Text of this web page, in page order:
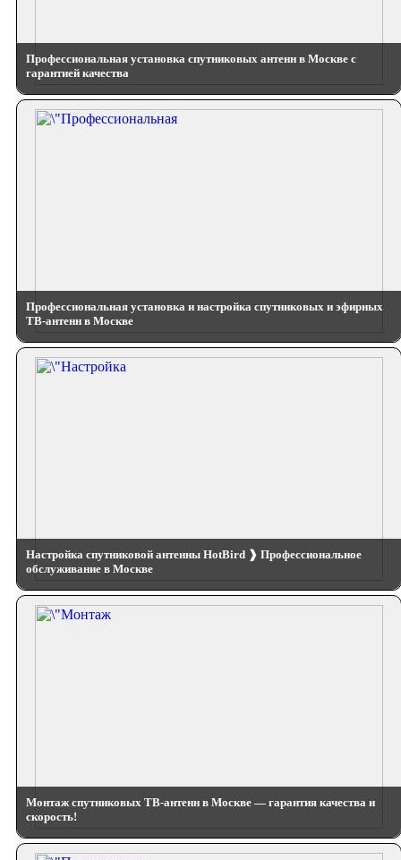
Профессиональная установка спутниковых антенн в Москве с
гарантией качества
Профессиональная установка и настройка спутниковых и эфирных
ТВ-антенн в Москве
Настройка спутниковой антенны HotBird ❱ Профессиональное
обслуживание в Москве
Монтаж спутниковых ТВ-антенн в Москве — гарантия качества и
скорость!